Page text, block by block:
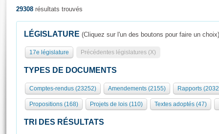
Présidence
577 députés
Groupes politiques
Séance publique
Commissions et autres organes
Europe et International
Rôle et pouvoirs de l'Assemblée
Organisation de l'Assemblée
Présidence Conférence des Présidents Bureau Collège des
Visiter l'Assemblée
Visite virtuelle du palais Bourbon
Assister à une séance
29308 résultats trouvés
LÉGISLATURE (Cliquez sur l'un des boutons pour faire un choix)
17e législature Précédentes législatures (X)
TYPES DE DOCUMENTS
Comptes-rendus (23252) Amendements (2155) Rapports
Propositions (168) Projets de lois (110) Textes adoptés (47)
TRI DES RÉSULTATS